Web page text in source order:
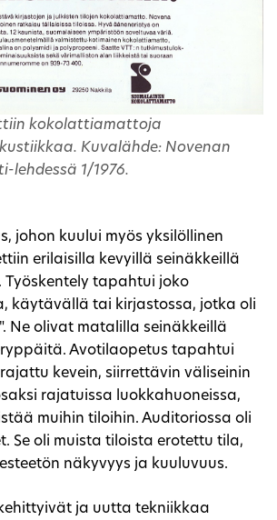
kokolattiamattoja
Kuvalähde: Novenan
lehdessä 1/1976.
johon kuului myös yksilöllinen
erilaisilla kevyillä seinäkkeillä
Työskentely tapahtui joko
käytävällä tai kirjastossa, jotka oli
Ne olivat matalilla seinäkkeillä
Avotilaopetus tapahtui
kevein, siirrettävin väliseinin
rajatuissa luokkahuoneissa,
muihin tiloihin. Auditoriossa oli
Se oli muista tiloista erotettu tila,
näkyvyys ja kuuluvuus.
ja uutta tekniikkaa